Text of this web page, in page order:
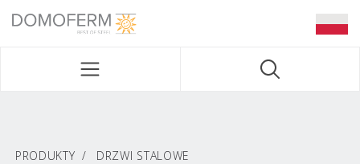
DOMOFERM NAVIGATION
PRODUKTY
DRZWI STALOWE